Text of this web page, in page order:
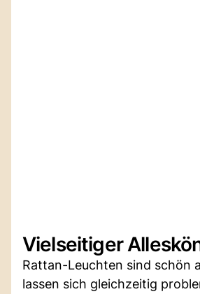
Vielseitiger
Rattan-Leuchten sind schön
lassen sich gleichzeitig